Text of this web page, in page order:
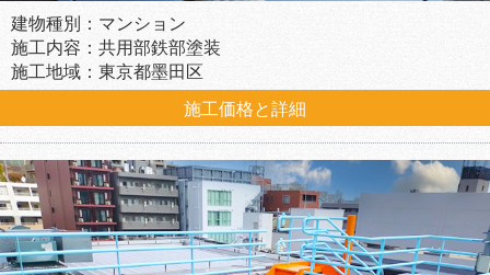
建物種別：マンション
施工内容：共用部鉄部塗装
施工地域：東京都墨田区
施工価格と詳細